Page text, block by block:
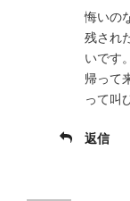
悔いの
残され
いです。
帰って
って叫
返信